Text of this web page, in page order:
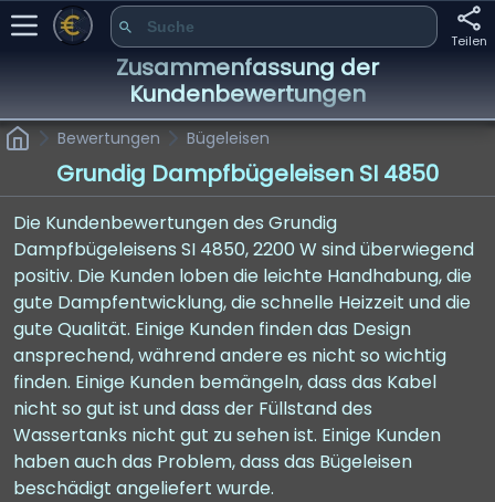
Teilen
Zusammenfassung der
Kundenbewertungen
Bewertungen Bügeleisen
Grundig Dampfbügeleisen SI 4850
Die Kundenbewertungen des Grundig
Dampfbügeleisens SI 4850, 2200 W sind überwiegend
positiv. Die Kunden loben die leichte Handhabung, die
gute Dampfentwicklung, die schnelle Heizzeit und die
gute Qualität. Einige Kunden finden das Design
ansprechend, während andere es nicht so wichtig
finden. Einige Kunden bemängeln, dass das Kabel
nicht so gut ist und dass der Füllstand des
Wassertanks nicht gut zu sehen ist. Einige Kunden
haben auch das Problem, dass das Bügeleisen
beschädigt angeliefert wurde.